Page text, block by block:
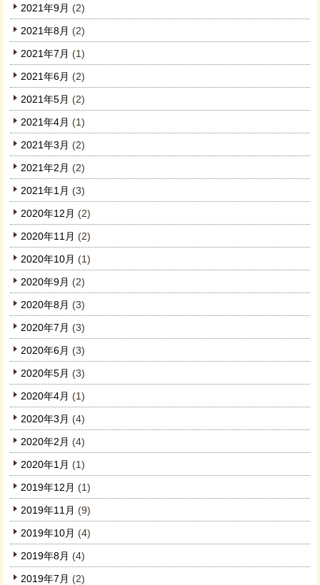
2021年9月 (2)
2021年8月 (2)
2021年7月 (1)
2021年6月 (2)
2021年5月 (2)
2021年4月 (1)
2021年3月 (2)
2021年2月 (2)
2021年1月 (3)
2020年12月 (2)
2020年11月 (2)
2020年10月 (1)
2020年9月 (2)
2020年8月 (3)
2020年7月 (3)
2020年6月 (3)
2020年5月 (3)
2020年4月 (1)
2020年3月 (4)
2020年2月 (4)
2020年1月 (1)
2019年12月 (1)
2019年11月 (9)
2019年10月 (4)
2019年8月 (4)
2019年7月 (2)